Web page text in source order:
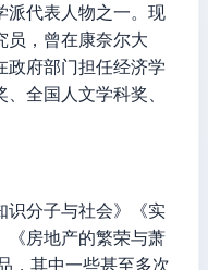
派代表人物之一。现
员，曾在康奈尔大
政府部门担任经济学
全国人文学科奖、
识分子与社会》《实
《房地产的繁荣与萧
，其中一些甚至多次